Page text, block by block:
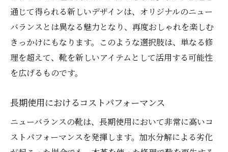
通じて得られる新しいデザインは、オリジナルのニュー
バランスとは異なる魅力となり、再度おしゃれを楽しむ
きっかけにもなります。このような選択肢は、単なる修
理を超えて、靴を新しいアイテムとして活用する可能性
を広げるものです。
長期使用におけるコストパフォーマンス
ニューバランスの靴は、長期使用において非常に高いコ
ストパフォーマンスを発揮します。加水分解による劣化